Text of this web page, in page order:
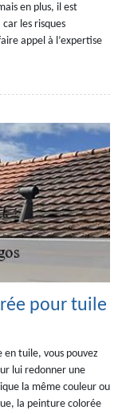
en plus, il est
les risques
appel à l’expertise
pour tuile
en tuile, vous pouvez
lui redonner une
la même couleur ou
la peinture colorée